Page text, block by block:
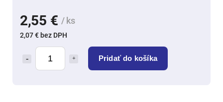
2,55 € / ks
2,07 € bez DPH
Pridať do košíka